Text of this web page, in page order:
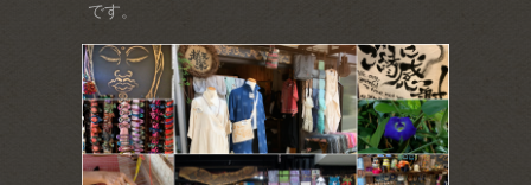
です。